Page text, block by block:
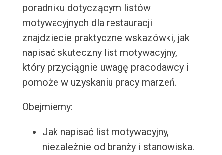
poradniku dotyczącym listów
motywacyjnych dla restauracji
znajdziecie praktyczne wskazówki, jak
napisać skuteczny list motywacyjny,
który przyciągnie uwagę pracodawcy i
pomoże w uzyskaniu pracy marzeń.
Obejmiemy:
Jak napisać list motywacyjny,
niezależnie od branży i stanowiska.